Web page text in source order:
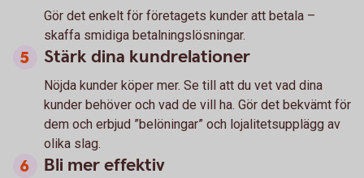
Gör det enkelt för företagets kunder att betala –
skaffa smidiga betalningslösningar.
Stärk dina kundrelationer
Nöjda kunder köper mer. Se till att du vet vad dina
kunder behöver och vad de vill ha. Gör det bekvämt för
dem och erbjud ”belöningar” och lojalitetsupplägg av
olika slag.
Bli mer effektiv